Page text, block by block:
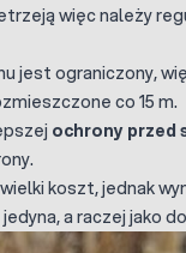
więc należy
jest ograniczony,
co 15 m.
ochrony przed
koszt, jednak
a raczej jako